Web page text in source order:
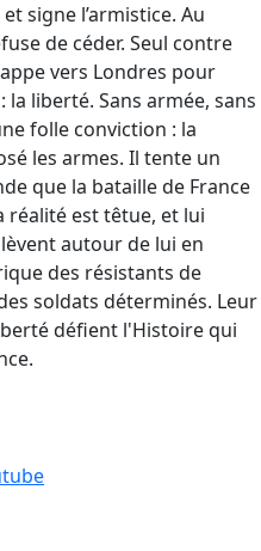
signe l’armistice. Au
de céder. Seul contre
vers Londres pour
liberté. Sans armée, sans
folle conviction : la
les armes. Il tente un
que la bataille de France
réalité est têtue, et lui
autour de lui en
des résistants de
soldats déterminés. Leur
défient l'Histoire qui